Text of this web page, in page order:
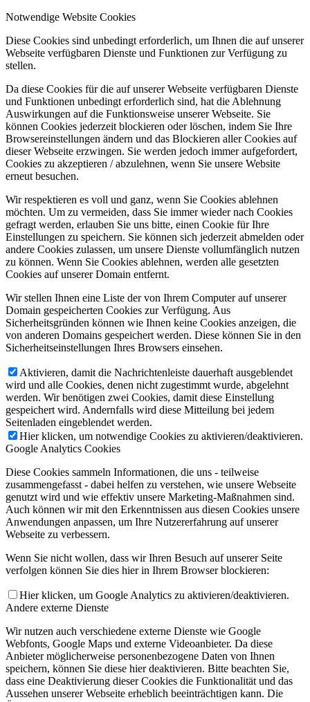
Notwendige Website Cookies
Diese Cookies sind unbedingt erforderlich, um Ihnen die auf unserer
Webseite verfügbaren Dienste und Funktionen zur Verfügung zu
stellen.
Da diese Cookies für die auf unserer Webseite verfügbaren Dienste
und Funktionen unbedingt erforderlich sind, hat die Ablehnung
Auswirkungen auf die Funktionsweise unserer Webseite. Sie
können Cookies jederzeit blockieren oder löschen, indem Sie Ihre
Browsereinstellungen ändern und das Blockieren aller Cookies auf
dieser Webseite erzwingen. Sie werden jedoch immer aufgefordert,
Cookies zu akzeptieren / abzulehnen, wenn Sie unsere Website
erneut besuchen.
Wir respektieren es voll und ganz, wenn Sie Cookies ablehnen
möchten. Um zu vermeiden, dass Sie immer wieder nach Cookies
gefragt werden, erlauben Sie uns bitte, einen Cookie für Ihre
Einstellungen zu speichern. Sie können sich jederzeit abmelden oder
andere Cookies zulassen, um unsere Dienste vollumfänglich nutzen
zu können. Wenn Sie Cookies ablehnen, werden alle gesetzten
Cookies auf unserer Domain entfernt.
Wir stellen Ihnen eine Liste der von Ihrem Computer auf unserer
Domain gespeicherten Cookies zur Verfügung. Aus
Sicherheitsgründen können wie Ihnen keine Cookies anzeigen, die
von anderen Domains gespeichert werden. Diese können Sie in den
Sicherheitseinstellungen Ihres Browsers einsehen.
Aktivieren, damit die Nachrichtenleiste dauerhaft ausgeblendet
wird und alle Cookies, denen nicht zugestimmt wurde, abgelehnt
werden. Wir benötigen zwei Cookies, damit diese Einstellung
gespeichert wird. Andernfalls wird diese Mitteilung bei jedem
Seitenladen eingeblendet werden.
Hier klicken, um notwendige Cookies zu aktivieren/deaktivieren.
Google Analytics Cookies
Diese Cookies sammeln Informationen, die uns - teilweise
zusammengefasst - dabei helfen zu verstehen, wie unsere Webseite
genutzt wird und wie effektiv unsere Marketing-Maßnahmen sind.
Auch können wir mit den Erkenntnissen aus diesen Cookies unsere
Anwendungen anpassen, um Ihre Nutzererfahrung auf unserer
Webseite zu verbessern.
Wenn Sie nicht wollen, dass wir Ihren Besuch auf unserer Seite
verfolgen können Sie dies hier in Ihrem Browser blockieren:
Hier klicken, um Google Analytics zu aktivieren/deaktivieren.
Andere externe Dienste
Wir nutzen auch verschiedene externe Dienste wie Google
Webfonts, Google Maps und externe Videoanbieter. Da diese
Anbieter möglicherweise personenbezogene Daten von Ihnen
speichern, können Sie diese hier deaktivieren. Bitte beachten Sie,
dass eine Deaktivierung dieser Cookies die Funktionalität und das
Aussehen unserer Webseite erheblich beeinträchtigen kann. Die